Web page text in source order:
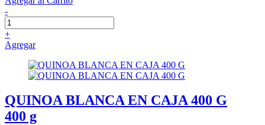
-
+
Agregar
QUINOA BLANCA EN CAJA 400 G
400 g